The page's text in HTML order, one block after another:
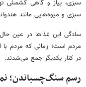
سبزی، پیاز و گاهی کشمش
سبزی و میوه‌هایی مانند
سادگی این غذاها در عین
مردم است؛ زمانی که مردم با
در کنار یکدیگر جمع می‌شدند.
رسم سنگ‌چسباندن؛